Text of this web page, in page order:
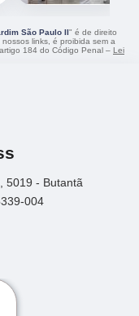
São Paulo II" é de direito
links, é proibida sem a
184 do Código Penal – Lei
5019 - Butantã
004